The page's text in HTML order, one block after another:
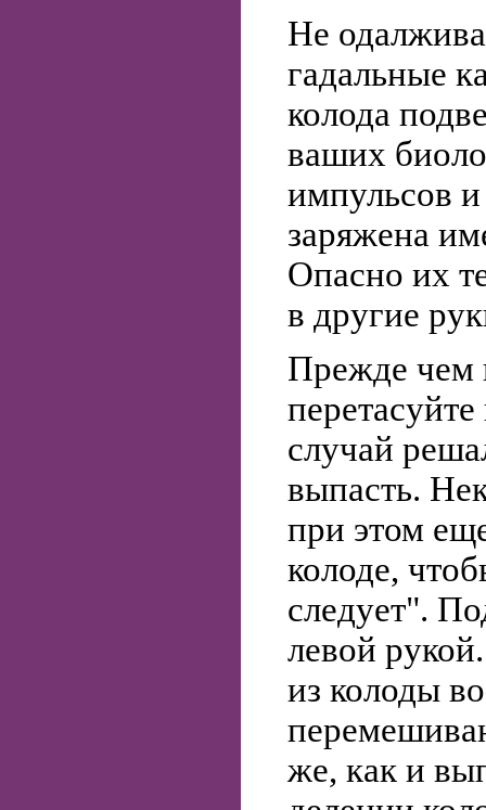
Не
гадальные
колода
ваших
импульсов и
заряжена
Опасно их
в другие
Прежде чем
cлучай
выпасть.
при этом
колоде,
следует".
левой
из колоды
же, как и